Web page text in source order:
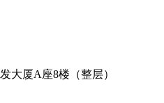
大厦A座8楼（整层）